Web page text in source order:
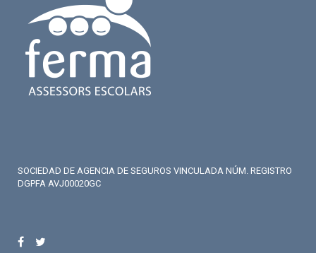
SOCIEDAD DE AGENCIA DE SEGUROS VINCULADA NÚM. REGISTRO
DGPFA AVJ00020GC